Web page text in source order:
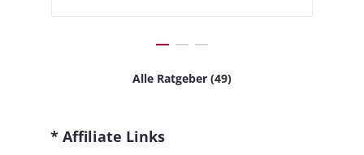
Alle Ratgeber (49)
* Affiliate Links